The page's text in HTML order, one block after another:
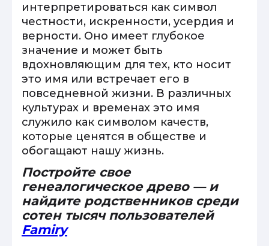
интерпретироваться как символ
честности, искренности, усердия и
верности. Оно имеет глубокое
значение и может быть
вдохновляющим для тех, кто носит
это имя или встречает его в
повседневной жизни. В различных
культурах и временах это имя
служило как символом качеств,
которые ценятся в обществе и
обогащают нашу жизнь.
Постройте свое
генеалогическое древо — и
найдите родственников среди
сотен тысяч пользователей
Famiry